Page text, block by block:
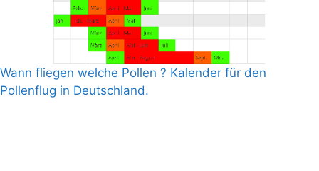
Wann fliegen welche Pollen ? Kalender für den
Pollenflug in Deutschland.